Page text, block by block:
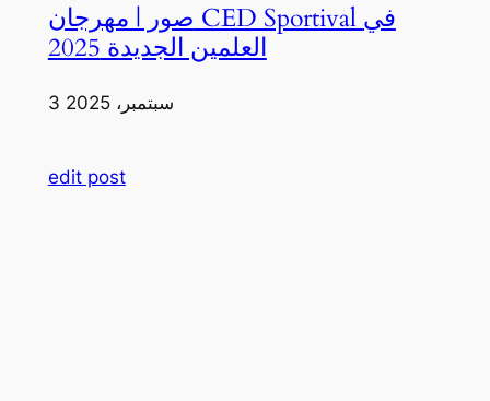
صور | مهرجان CED Sportival في
العلمين الجديدة 2025
3 سبتمبر، 2025
edit post